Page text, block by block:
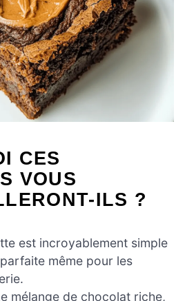
CES
VOUS
ILS ?
est incroyablement simple
même pour les
mélange de chocolat riche,